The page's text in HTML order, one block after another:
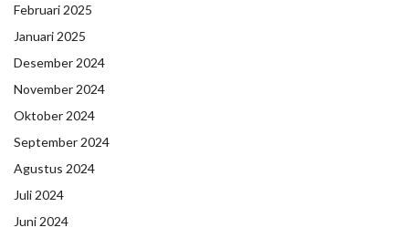
Februari 2025
Januari 2025
Desember 2024
November 2024
Oktober 2024
September 2024
Agustus 2024
Juli 2024
Juni 2024